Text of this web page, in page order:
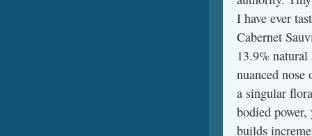
I have ever
Cabernet
13.9%
nuanced
a singular
bodied
builds